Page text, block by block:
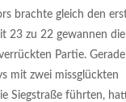
brachte gleich den
23 zu 22 gewannen die
Partie. Gerade
mit zwei missglückten
Siegstraße führten,